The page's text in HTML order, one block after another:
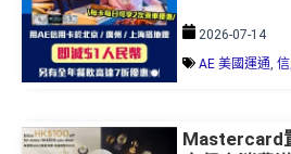
2026-07-14
AE 美國運通
Mastercard